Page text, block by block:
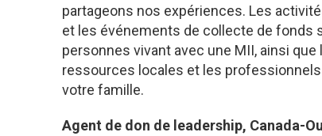
partageons nos expériences. Les
et les événements de collecte de fonds
personnes vivant avec une MII, ainsi
ressources locales et les
votre famille.
Agent de don de leadership, Canada-